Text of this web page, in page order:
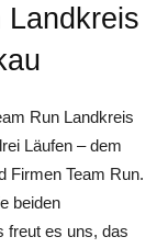
Landkreis
Run Landkreis
Läufen – dem
Firmen Team Run.
beiden
freut es uns, das